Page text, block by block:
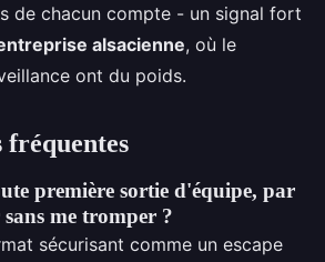
de chacun compte - un signal fort
alsacienne, où le
ont du poids.
fréquentes
première sortie d'équipe, par
me tromper ?
sécurisant comme un escape